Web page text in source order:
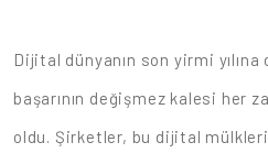
Dijital dünyanın son yirmi yılına
başarının değişmez kalesi her
oldu. Şirketler, bu dijital